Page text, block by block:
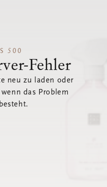
500
Fehler
neu zu laden oder
das Problem